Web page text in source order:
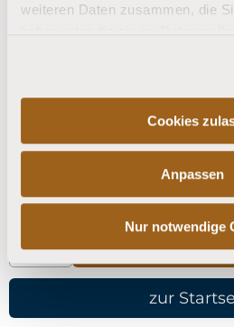
weiteren Daten zusammen, die
Cookies
Anpassen
Nur notwendige
zur